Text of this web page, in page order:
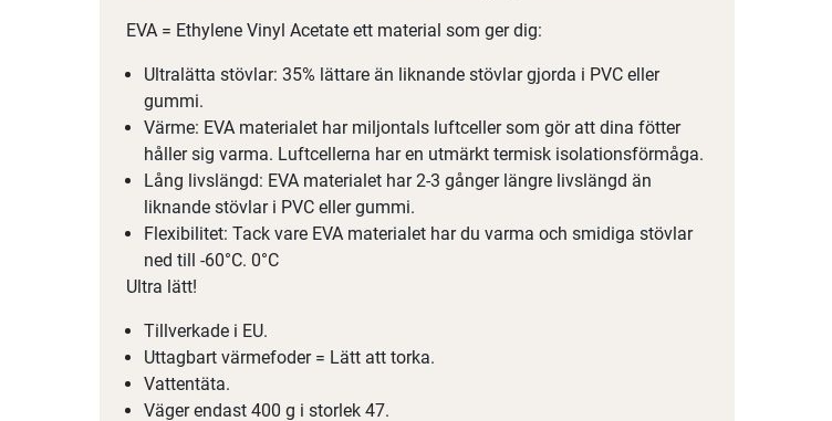
EVA = Ethylene Vinyl Acetate ett material som ger dig:
Ultralätta stövlar: 35% lättare än liknande stövlar gjorda i PVC eller
gummi.
Värme: EVA materialet har miljontals luftceller som gör att dina fötter
håller sig varma. Luftcellerna har en utmärkt termisk isolationsförmåga.
Lång livslängd: EVA materialet har 2-3 gånger längre livslängd än
liknande stövlar i PVC eller gummi.
Flexibilitet: Tack vare EVA materialet har du varma och smidiga stövlar
ned till -60°C. 0°C
Ultra lätt!
Tillverkade i EU.
Uttagbart värmefoder = Lätt att torka.
Vattentäta.
Väger endast 400 g i storlek 47.